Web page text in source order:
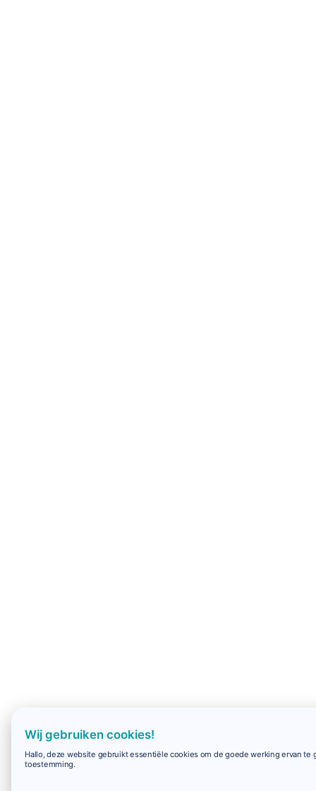
Wij gebruiken cookies!
Hallo, deze website gebruikt essentiële cookies om de goede werking ervan
toestemming.